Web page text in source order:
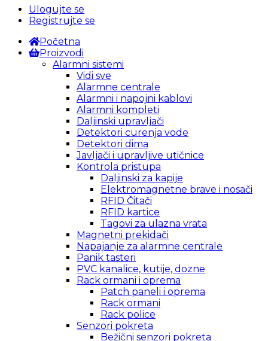
Ulogujte se
Registrujte se
Početna
Proizvodi
Alarmni sistemi
Vidi sve
Alarmne centrale
Alarmni i napojni kablovi
Alarmni kompleti
Daljinski upravljači
Detektori curenja vode
Detektori dima
Javljači i upravljive utičnice
Kontrola pristupa
Daljinski za kapije
Elektromagnetne brave i nosači
RFID Čitači
RFID kartice
Tagovi za ulazna vrata
Magnetni prekidači
Napajanje za alarmne centrale
Panik tasteri
PVC kanalice, kutije, dozne
Rack ormani i oprema
Patch paneli i oprema
Rack ormani
Rack police
Senzori pokreta
Bežični senzori pokreta